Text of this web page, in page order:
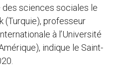
des sciences sociales le
(Turquie), professeur
à l’Université
indique le Saint-